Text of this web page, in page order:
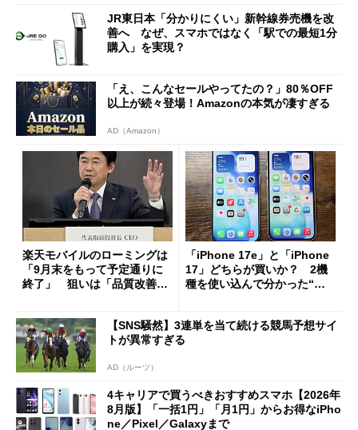
JR東日本「分かりにくい」新幹線券売機を改
善へ なぜ、スマホではなく「駅での最短1分
購入」を実現？
「え、こんなセールやってたの？」80％OFF
以上が続々登場！Amazonの本気が凄すぎる
AD（Amazon）
楽天モバイルのローミングは
「9月末をもって予定通りに
終了」 狙いは「品質改善」
も
「iPhone 17e」と「iPhone
17」どちらが買いか？ 2機
種を使い込んで分かった“ス
【SNS騒然】3連単を当て続ける競馬予想サイ
トが異常すぎる
AD（ルーツ）
4キャリアで買うべきおすすめスマホ【2026年
8月版】「一括1円」「月1円」からお得なiPho
ne／Pixel／Galaxyまで